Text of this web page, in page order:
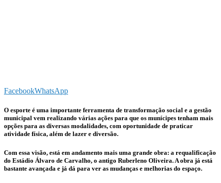
FacebookWhatsApp
O esporte é uma importante ferramenta de transformação social e a gestão
municipal vem realizando várias ações para que os munícipes tenham mais
opções para as diversas modalidades, com oportunidade de praticar
atividade física, além de lazer e diversão.
Com essa visão, está em andamento mais uma grande obra: a requalificação
do Estádio Álvaro de Carvalho, o antigo Ruberleno Oliveira. A obra já está
bastante avançada e já dá para ver as mudanças e melhorias do espaço.